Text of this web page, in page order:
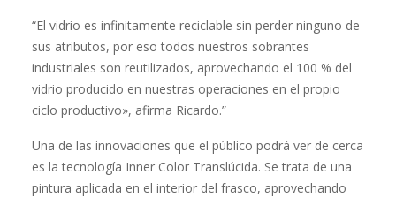
“El vidrio es infinitamente reciclable sin perder ninguno de
sus atributos, por eso todos nuestros sobrantes
industriales son reutilizados, aprovechando el 100 % del
vidrio producido en nuestras operaciones en el propio
ciclo productivo», afirma Ricardo.”
Una de las innovaciones que el público podrá ver de cerca
es la tecnología Inner Color Translúcida. Se trata de una
pintura aplicada en el interior del frasco, aprovechando